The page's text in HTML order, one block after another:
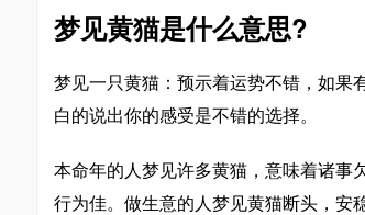
梦见黄猫是什么意思?
梦见一只黄猫：预示着运势不错，如果
白的说出你的感受是不错的选择。
本命年的人梦见许多黄猫，意味着诸事
行为佳。做生意的人梦见黄猫断头，安